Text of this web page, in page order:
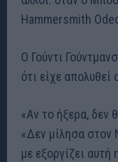
Hammersmith
Ο Γούντι
ότι είχε απολυθεί
«Αν το ήξερα, δεν
«Δεν μίλησα στον
με εξοργίζει